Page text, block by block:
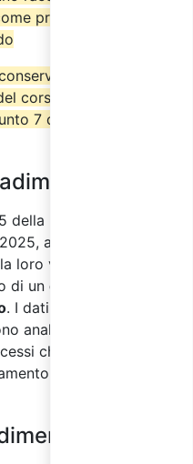
previsto dal punto
dall’ente di
corso” per almeno
7 del suddetto
della parte IV
ai partecipanti
loro valutazione sulla
di un questionario di
. I dati e le
analizzati al fine di
che presentano
su cui